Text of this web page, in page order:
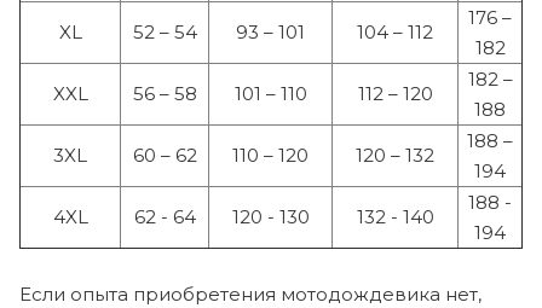
XL
52 – 54 93 – 101 104 – 112
176 –
182
XXL
56 – 58 101 – 110 112 – 120
182 –
188
3XL
60 – 62 110 – 120 120 – 132
188 –
194
4XL
62 - 64 120 - 130 132 - 140
188 -
194
Если опыта приобретения мотодождевика нет,